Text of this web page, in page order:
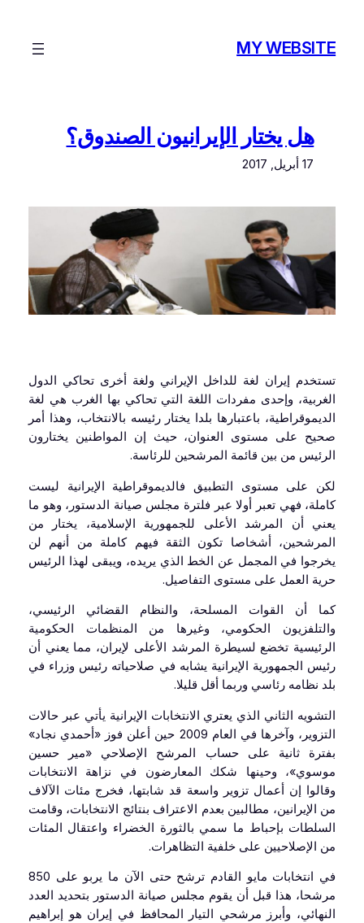
المحتوى
MY WEBSITE
هل يختار الإيرانيون الصندوق؟
17 أبريل, 2017
تستخدم إيران لغة للداخل الإيراني ولغة أخرى تحاكي الدول
الغربية، وإحدى مفردات اللغة التي تحاكي بها الغرب هي لغة
الديموقراطية، باعتبارها بلدا يختار رئيسه بالانتخاب، وهذا أمر
صحيح على مستوى العنوان، حيث إن المواطنين يختارون
الرئيس من بين قائمة المرشحين للرئاسة.
لكن على مستوى التطبيق فالديموقراطية الإيرانية ليست
كاملة، فهي تعبر أولا عبر فلترة مجلس صيانة الدستور، وهو ما
يعني أن المرشد الأعلى للجمهورية الإسلامية، يختار من
المرشحين، أشخاصا تكون الثقة فيهم كاملة من أنهم لن
يخرجوا في المجمل عن الخط الذي يريده، ويبقى لهذا الرئيس
حرية العمل على مستوى التفاصيل.
كما أن القوات المسلحة، والنظام القضائي الرئيسي،
والتلفزيون الحكومي، وغيرها من المنظمات الحكومية
الرئيسية تخضع لسيطرة المرشد الأعلى لإيران، مما يعني أن
رئيس الجمهورية الإيرانية يشابه في صلاحياته رئيس وزراء في
بلد نظامه رئاسي وربما أقل قليلا.
التشويه الثاني الذي يعتري الانتخابات الإيرانية يأتي عبر حالات
التزوير، وآخرها في العام 2009 حين أعلن فوز «أحمدي نجاد»
بفترة ثانية على حساب المرشح الإصلاحي «مير حسين
موسوي»، وحينها شكك المعارضون في نزاهة الانتخابات
وقالوا إن أعمال تزوير واسعة قد شابتها، فخرج مئات الآلاف
من الإيرانين، مطالبين بعدم الاعتراف بنتائج الانتخابات، وقامت
السلطات بإحباط ما سمي بالثورة الخضراء واعتقال المئات
من الإصلاحيين على خلفية التظاهرات.
في انتخابات مايو القادم ترشح حتى الآن ما يربو على 850
مرشحا، هذا قبل أن يقوم مجلس صيانة الدستور بتحديد العدد
النهائي، وأبرز مرشحي التيار المحافظ في إيران هو إبراهيم